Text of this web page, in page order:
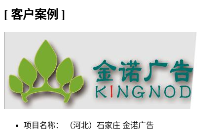
[ 客户案例 ]
项目名称：
（河北）石家庄 金诺广告